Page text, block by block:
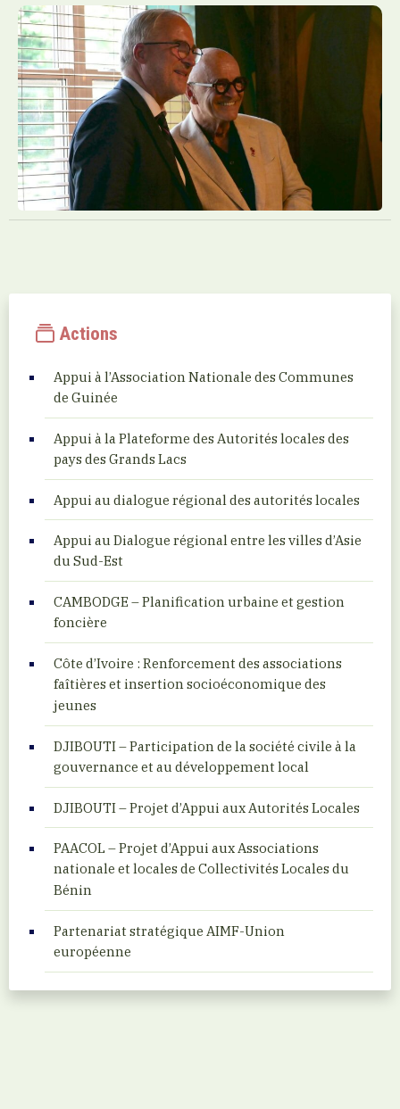
Actions
Appui à l’Association Nationale des Communes
de Guinée
Appui à la Plateforme des Autorités locales des
pays des Grands Lacs
Appui au dialogue régional des autorités locales
Appui au Dialogue régional entre les villes d’Asie
du Sud-Est
CAMBODGE – Planification urbaine et gestion
foncière
Côte d’Ivoire : Renforcement des associations
faîtières et insertion socioéconomique des
jeunes
DJIBOUTI – Participation de la société civile à la
gouvernance et au développement local
DJIBOUTI – Projet d’Appui aux Autorités Locales
PAACOL – Projet d’Appui aux Associations
nationale et locales de Collectivités Locales du
Bénin
Partenariat stratégique AIMF-Union
européenne